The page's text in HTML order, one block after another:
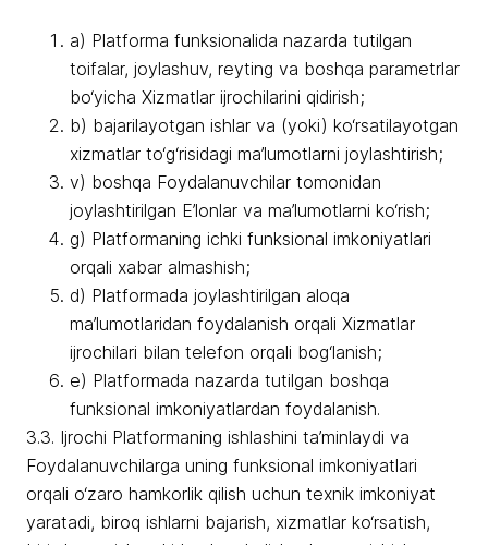
a) Platforma funksionalida nazarda tutilgan
toifalar, joylashuv, reyting va boshqa parametrlar
bo‘yicha Xizmatlar ijrochilarini qidirish;
b) bajarilayotgan ishlar va (yoki) ko‘rsatilayotgan
xizmatlar to‘g‘risidagi ma’lumotlarni joylashtirish;
v) boshqa Foydalanuvchilar tomonidan
joylashtirilgan E’lonlar va ma’lumotlarni ko‘rish;
g) Platformaning ichki funksional imkoniyatlari
orqali xabar almashish;
d) Platformada joylashtirilgan aloqa
ma’lumotlaridan foydalanish orqali Xizmatlar
ijrochilari bilan telefon orqali bog‘lanish;
e) Platformada nazarda tutilgan boshqa
funksional imkoniyatlardan foydalanish.
3.3. Ijrochi Platformaning ishlashini ta’minlaydi va
Foydalanuvchilarga uning funksional imkoniyatlari
orqali o‘zaro hamkorlik qilish uchun texnik imkoniyat
yaratadi, biroq ishlarni bajarish, xizmatlar ko‘rsatish,